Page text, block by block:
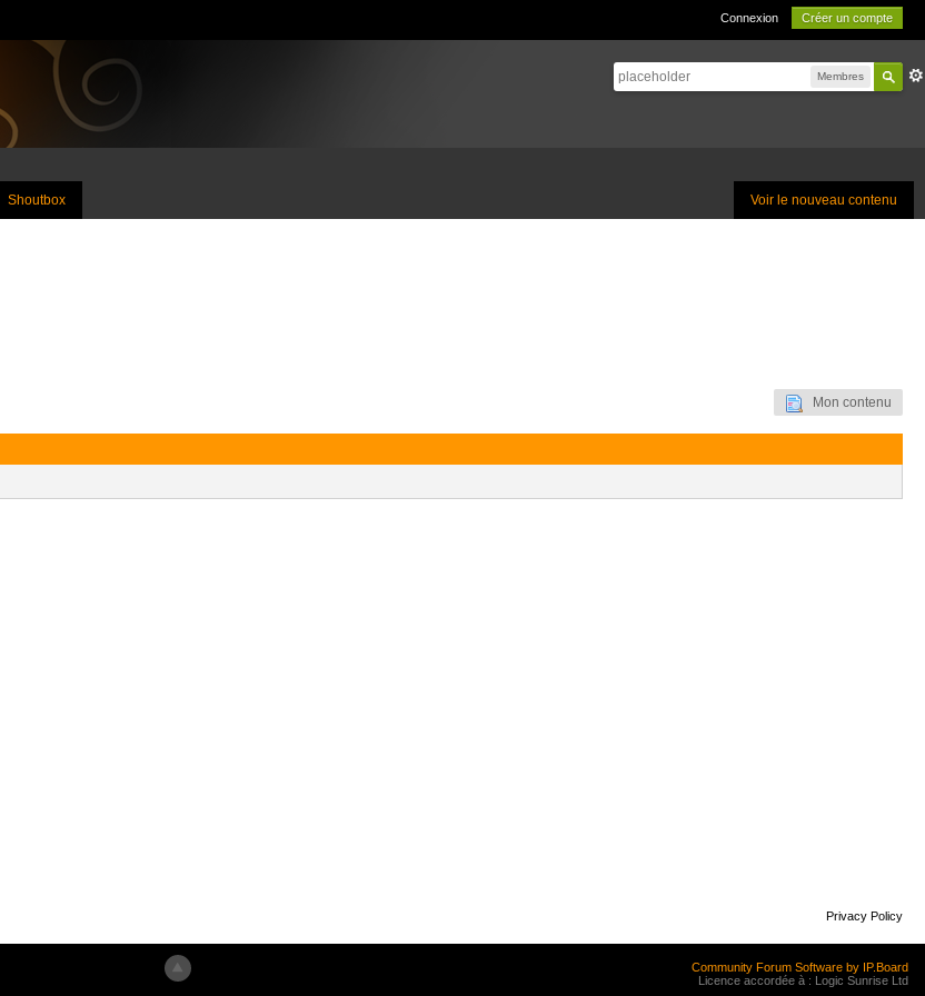
Connexion Créer un compte
Membres
Voir le nouveau contenu
Shoutbox
Mon contenu
Privacy Policy
Community Forum Software by IP.Board
Licence accordée à : Logic Sunrise Ltd